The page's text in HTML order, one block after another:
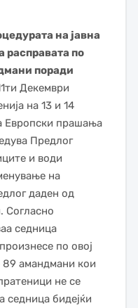
на јавна
расправата по
поради
Декември
на 13 и 14
Европски прашања
Предлог
и води
на
даден од
Согласно
седница
по овој
амандмани кои
не се
седница бидејќи